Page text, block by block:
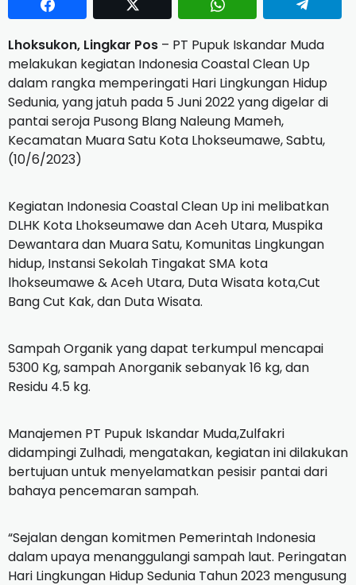
Lhoksukon, Lingkar Pos – PT Pupuk Iskandar Muda
melakukan kegiatan Indonesia Coastal Clean Up
dalam rangka memperingati Hari Lingkungan Hidup
Sedunia, yang jatuh pada 5 Juni 2022 yang digelar di
pantai seroja Pusong Blang Naleung Mameh,
Kecamatan Muara Satu Kota Lhokseumawe, Sabtu,
(10/6/2023)
Kegiatan Indonesia Coastal Clean Up ini melibatkan
DLHK Kota Lhokseumawe dan Aceh Utara, Muspika
Dewantara dan Muara Satu, Komunitas Lingkungan
hidup, Instansi Sekolah Tingakat SMA kota
lhokseumawe & Aceh Utara, Duta Wisata kota,Cut
Bang Cut Kak, dan Duta Wisata.
Sampah Organik yang dapat terkumpul mencapai
5300 Kg, sampah Anorganik sebanyak 16 kg, dan
Residu 4.5 kg.
Manajemen PT Pupuk Iskandar Muda,Zulfakri
didampingi Zulhadi, mengatakan, kegiatan ini dilakukan
bertujuan untuk menyelamatkan pesisir pantai dari
bahaya pencemaran sampah.
“Sejalan dengan komitmen Pemerintah Indonesia
dalam upaya menanggulangi sampah laut. Peringatan
Hari Lingkungan Hidup Sedunia Tahun 2023 mengusung